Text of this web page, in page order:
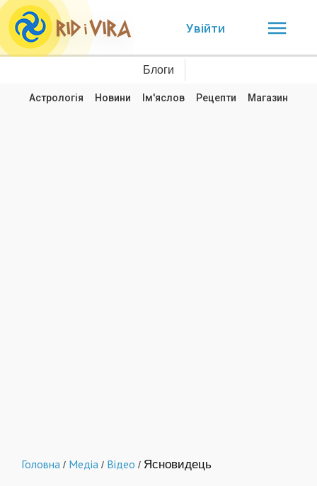
Увійти
Блоги
Астрологія Новини Ім'яслов Рецепти Магазин
Головна / Медіа / Відео / Ясновидець